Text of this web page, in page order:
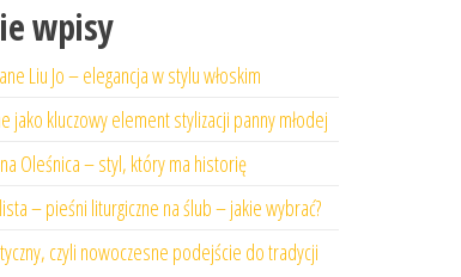
wpisy
Liu Jo – elegancja w stylu włoskim
jako kluczowy element stylizacji panny młodej
Oleśnica – styl, który ma historię
– pieśni liturgiczne na ślub – jakie wybrać?
czyli nowoczesne podejście do tradycji